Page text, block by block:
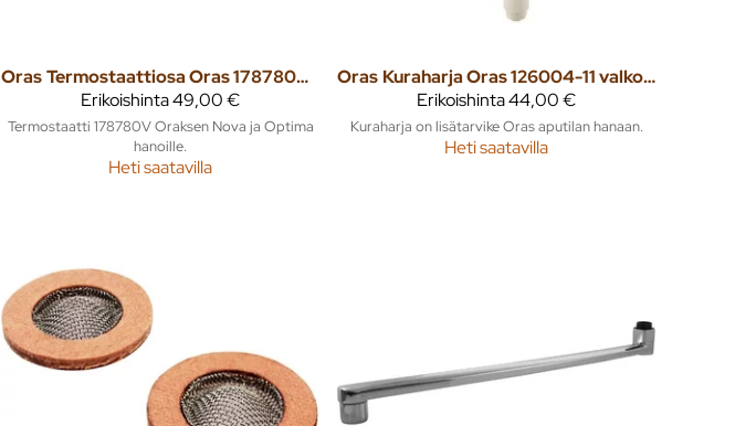
Oras
Termostaattiosa Oras 178780V Nova ja Optima säätöosa
Erikoishinta49,00 €
Termostaatti 178780V Oraksen Nova ja Optima
hanoille.
Heti saatavilla
Oras
Kuraharja Oras 126004-11 valkoinen
Erikoishinta44,00 €
Kuraharja on lisätarvike Oras aputilan hanaan.
Heti saatavilla